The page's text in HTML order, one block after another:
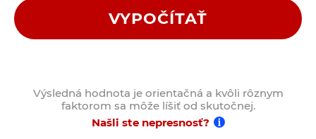
VYPOČÍTAŤ
Výsledná hodnota je orientačná a kvôli rôznym
faktorom sa môže líšiť od skutočnej.
Našli ste nepresnosť?